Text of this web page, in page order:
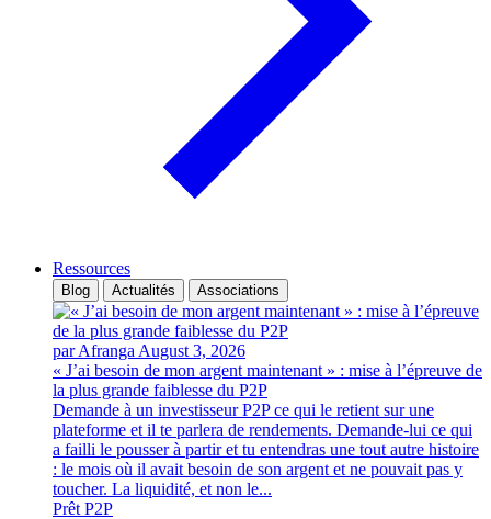
Ressources
Blog Actualités Associations
par Afranga August 3, 2026
« J’ai besoin de mon argent maintenant » : mise à l’épreuve de
la plus grande faiblesse du P2P
Demande à un investisseur P2P ce qui le retient sur une
plateforme et il te parlera de rendements. Demande-lui ce qui
a failli le pousser à partir et tu entendras une tout autre histoire
: le mois où il avait besoin de son argent et ne pouvait pas y
toucher. La liquidité, et non le...
Prêt P2P